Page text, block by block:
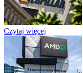
Czytaj więcej